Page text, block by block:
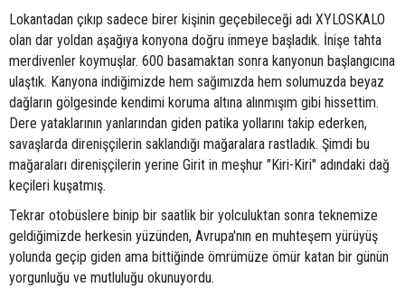
Lokantadan çıkıp sadece birer kişinin geçebileceği adı XYLOSKALO
olan dar yoldan aşağıya konyona doğru inmeye başladık. İnişe tahta
merdivenler koymuşlar. 600 basamaktan sonra kanyonun başlangıcına
ulaştık. Kanyona indiğimizde hem sağımızda hem solumuzda beyaz
dağların gölgesinde kendimi koruma altına alınmışım gibi hissettim.
Dere yataklarının yanlarından giden patika yollarını takip ederken,
savaşlarda direnişçilerin saklandığı mağaralara rastladık. Şimdi bu
mağaraları direnişçilerin yerine Girit in meşhur "Kiri-Kiri" adındaki dağ
keçileri kuşatmış.
Tekrar otobüslere binip bir saatlik bir yolculuktan sonra teknemize
geldiğimizde herkesin yüzünden, Avrupa'nın en muhteşem yürüyüş
yolunda geçip giden ama bittiğinde ömrümüze ömür katan bir günün
yorgunluğu ve mutluluğu okunuyordu.